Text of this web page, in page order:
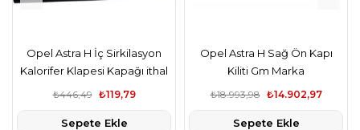
Opel Astra H İç Sirkilasyon
Kalorifer Klapesi Kapağı ithal
ürün₺119,79
₺446,49
Sepete Ekle
Opel Astra H Sağ Ön Kapı
Kiliti Gm Marka
₺14.902,97
₺18.993,98
Sepete Ekle